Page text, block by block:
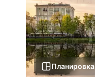
Планировка